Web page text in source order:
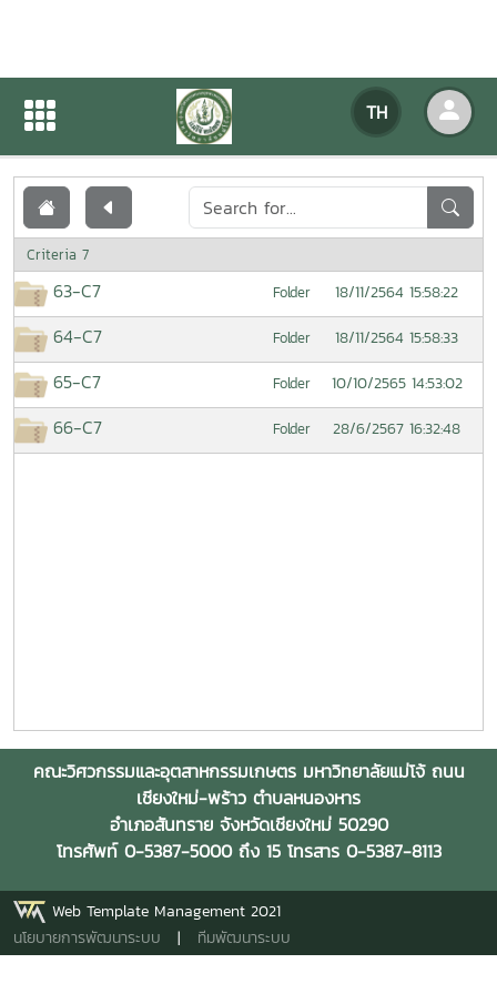
TH
เอกสารเผยแพร่
เอกสารเผยแพร่
Criteria 7
63-C7 Folder 18/11/2564 15:58:22
64-C7 Folder 18/11/2564 15:58:33
65-C7 Folder 10/10/2565 14:53:02
66-C7 Folder 28/6/2567 16:32:48
คณะวิศวกรรมและอุตสาหกรรมเกษตร มหาวิทยาลัยแม่โจ้ ถนน
เชียงใหม่-พร้าว ตำบลหนองหาร
อำเภอสันทราย จังหวัดเชียงใหม่ 50290
โทรศัพท์ 0-5387-5000 ถึง 15 โทรสาร 0-5387-8113
Web Template Management 2021
นโยบายการพัฒนาระบบ | ทีมพัฒนาระบบ